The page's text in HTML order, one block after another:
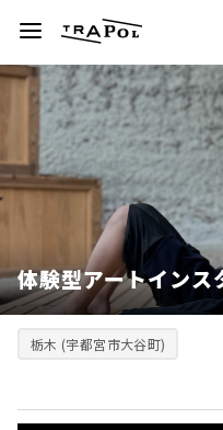
体験型アートインス
栃木 (宇都宮市大谷町)